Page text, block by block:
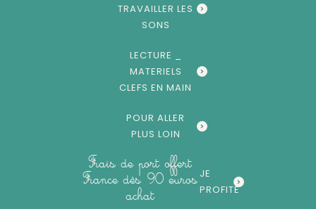
TRAVAILLER LES
SONS
LECTURE _
MATERIELS
CLEFS EN MAIN
POUR ALLER
PLUS LOIN
Frais de port offert
France dès 90 euros
achat
JE
PROFITE